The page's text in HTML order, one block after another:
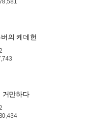
의 케데헌
만하다